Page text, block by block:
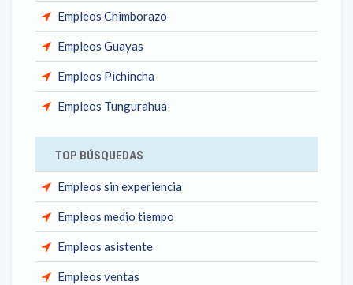
Empleos Chimborazo
Empleos Guayas
Empleos Pichincha
Empleos Tungurahua
TOP BÚSQUEDAS
Empleos sin experiencia
Empleos medio tiempo
Empleos asistente
Empleos ventas